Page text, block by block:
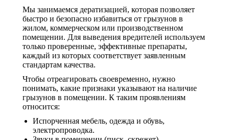
Мы занимаемся дератизацией, которая позволяет
быстро и безопасно избавиться от грызунов в
жилом, коммерческом или производственном
помещении. Для выведения вредителей используем
только проверенные, эффективные препараты,
каждый из которых соответствует заявленным
стандартам качества.
Чтобы отреагировать своевременно, нужно
понимать, какие признаки указывают на наличие
грызунов в помещении. К таким проявлениям
относится:
Испорченная мебель, одежда и обувь,
электропроводка.